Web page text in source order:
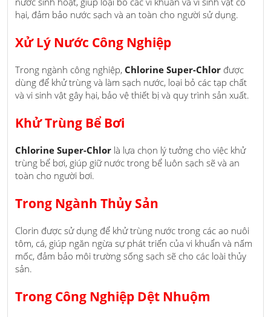
hại, đảm bảo nước sạch và an toàn cho người sử dụng.
Xử Lý Nước Công Nghiệp
Trong ngành công nghiệp, Chlorine Super-Chlor được
dùng để khử trùng và làm sạch nước, loại bỏ các tạp chất
và vi sinh vật gây hại, bảo vệ thiết bị và quy trình sản xuất.
Khử Trùng Bể Bơi
Chlorine Super-Chlor là lựa chọn lý tưởng cho việc khử
trùng bể bơi, giúp giữ nước trong bể luôn sạch sẽ và an
toàn cho người bơi.
Trong Ngành Thủy Sản
Clorin được sử dụng để khử trùng nước trong các ao nuôi
tôm, cá, giúp ngăn ngừa sự phát triển của vi khuẩn và nấm
mốc, đảm bảo môi trường sống sạch sẽ cho các loài thủy
sản.
Trong Công Nghiệp Dệt Nhuộm